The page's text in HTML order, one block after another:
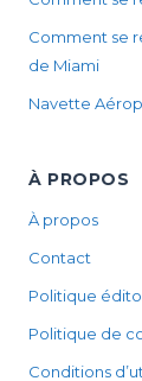
Comment se
de Miami
Navette
À PROPOS
À propos
Contact
Politique
Politique de
Conditions